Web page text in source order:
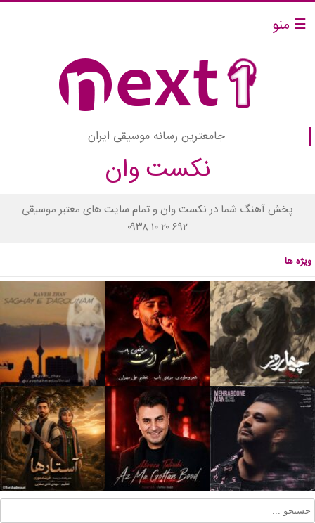
☰ منو
جامعترین رسانه موسیقی ایران
نکست وان
پخش آهنگ شما در نکست وان و تمام سایت های معتبر موسیقی
۰۹۳۸ ۱۰ ۲۰ ۶۹۲
ویژه ها